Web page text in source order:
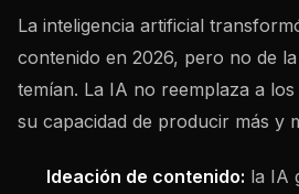
La inteligencia artificial
contenido en 2026, pero no de
temían. La IA no reemplaza a
su capacidad de producir más y
Ideación de contenido: la IA